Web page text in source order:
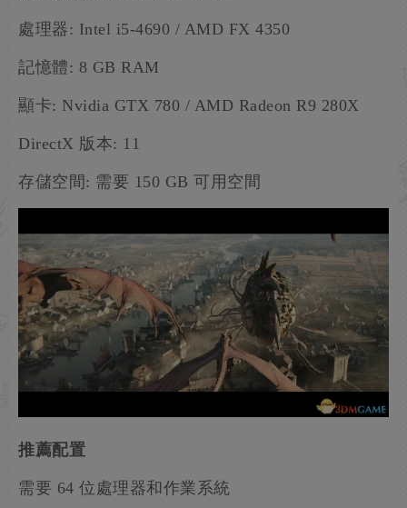
處理器: Intel i5-4690 / AMD FX 4350
記憶體: 8 GB RAM
顯卡: Nvidia GTX 780 / AMD Radeon R9 280X
DirectX 版本: 11
存儲空間: 需要 150 GB 可用空間
推薦配置
需要 64 位處理器和作業系統